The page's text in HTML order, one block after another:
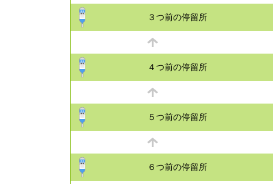
３つ前の停留所
４つ前の停留所
５つ前の停留所
６つ前の停留所